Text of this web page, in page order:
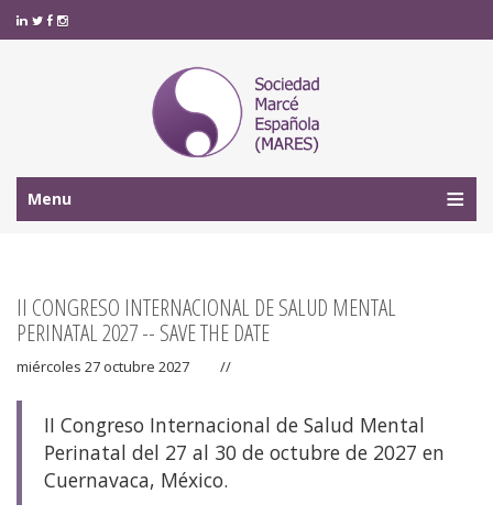
Menu
II CONGRESO INTERNACIONAL DE SALUD MENTAL
PERINATAL 2027 -- SAVE THE DATE
miércoles 27 octubre 2027 //
II Congreso Internacional de Salud Mental
Perinatal del 27 al 30 de octubre de 2027 en
Cuernavaca, México.